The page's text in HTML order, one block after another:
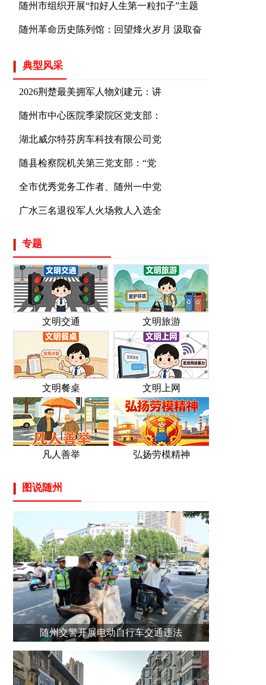
随州市组织开展“扣好人生第一粒扣子”主题
随州革命历史陈列馆：回望烽火岁月 汲取奋
典型风采
2026荆楚最美拥军人物刘建元：讲
随州市中心医院季梁院区党支部：
湖北威尔特芬房车科技有限公司党
随县检察院机关第三党支部：“党
全市优秀党务工作者、随州一中党
广水三名退役军人火场救人入选全
专题
文明交通 文明旅游
文明餐桌 文明上网
凡人善举 弘扬劳模精神
图说随州
随州交警开展电动自行车交通违法